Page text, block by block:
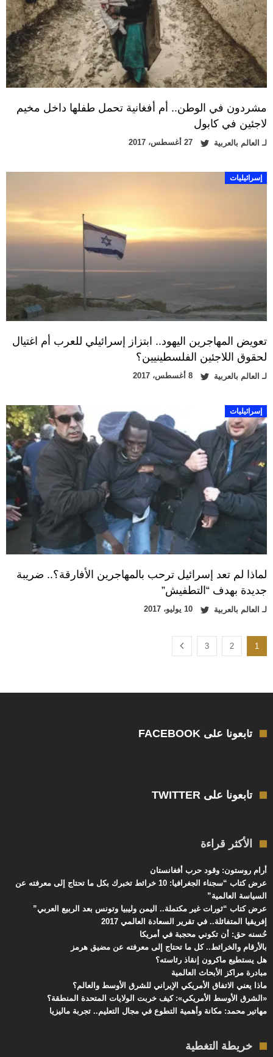
مشردون في الوطن.. أم أفغانية تحمل طفلها داخل مخيم
لاجئين في كابول
لـ العالم بالعربية 27 أغسطس، 2017
إسرائيليات
تعويض المهاجرين اليهود.. ابتزاز إسرائيلي للعرب أم اغتيال
لحقوق اللاجئين الفلسطينيين؟
لـ العالم بالعربية 8 أغسطس، 2017
إسرائيليات
لماذا لم تعد إسرائيل ترحب بالمهاجرين الأفارقة؟.. ضريبة
جديدة بهدف “التطفيش”
لـ العالم بالعربية 10 يوليو، 2017
1
2
3
تابعونا على FACEBOOK
تابعونا على TWITTER
الأكثر قراءة
أرام روستون: وقود حرب أفغانستان
عرض كتاب “سجناء الجغرافيا: 10 خرائط تخبرك بكل ما تحتاج إلى معرفته عن
السياسة العالمية”
عرض كتاب “ثورات غير مكتملة.. اليمن وليبيا وتونس بعد الربيع العربي”
إفريقيا المتفائلة.. في تقرير السعادة العالمي 2017
حُسنه حق: أن تكوني محجبة في أمريكا
بالأرقام والخرائط.. كل ما تحتاج إلى معرفته عن مضيق هرمز
هل يستطيع ماكرون إنقاذ رئاسته؟
مبادرة مراكز الأبحاث العالمية
ماذا يعني الاتفاق الأمريكي الإيراني للشرق الأوسط والعالم؟
«الشرق الأوسط الأمريكي»: كيف خربت الولايات المتحدة المنطقة؟
مهاتير محمد: مكانة وأهمية التطوع في مجال التعليم.. تجربة ماليزيا
خريطة التغطية